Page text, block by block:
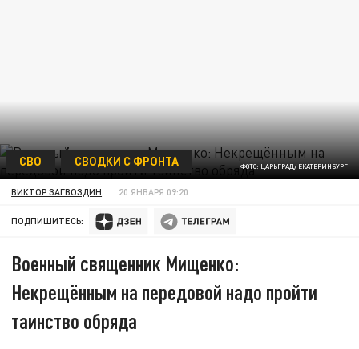
ФОТО: ЦАРЬГРАД/ ЕКАТЕРИНБУРГ
СВО СВОДКИ С ФРОНТА
ВИКТОР ЗАГВОЗДИН 20 ЯНВАРЯ 09:20
ПОДПИШИТЕСЬ:
Военный священник Мищенко:
Некрещённым на передовой надо пройти
таинство обряда